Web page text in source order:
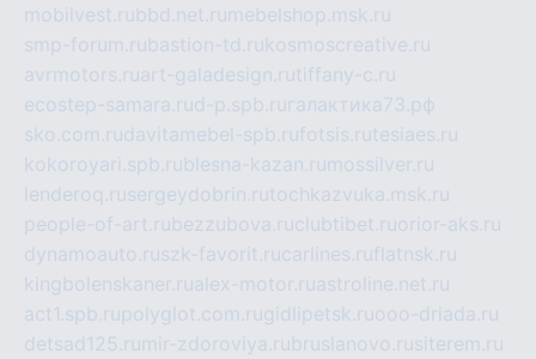
mobilvest.rubbd.net.ru mebelshop.msk.ru
smp-forum.rubastion-td.rukosmoscreative.ru
avrmotors.ruart-galadesign.rutiffany-c.ru
ecostep-samara.rud-p.spb.ru галактика73.рф
sko.com.rudavitamebel-spb.rufotsis.rutesiaes.ru
kokoroyari.spb.rublesna-kazan.ru mossilver.ru
lenderoq.rusergeydobrin.rutochkazvuka.msk.ru
people-of-art.rubezzubova.ruclubtibet.ruorior-aks.ru
dynamoauto.ruszk-favorit.rucarlines.ruflatnsk.ru
kingbolenskaner.rualex-motor.ruastroline.net.ru
act1.spb.rupolyglot.com.rugidlipetsk.ruooo-driada.ru
detsad125.ru mir-zdoroviya.rubruslanovo.rusiterem.ru